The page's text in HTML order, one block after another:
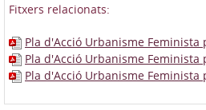
Fitxers relacionats:
Pla d'Acció Urbanisme Feminista
Pla d'Acció Urbanisme Feminista
Pla d'Acció Urbanisme Feminista